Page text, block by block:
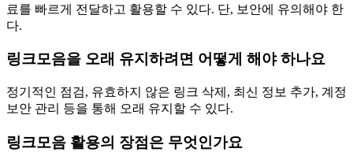
료를 빠르게 전달하고 활용할 수 있다. 단, 보안에 유의해야 한
다.
링크모음을 오래 유지하려면 어떻게 해야 하나요
정기적인 점검, 유효하지 않은 링크 삭제, 최신 정보 추가, 계정
보안 관리 등을 통해 오래 유지할 수 있다.
링크모음 활용의 장점은 무엇인가요